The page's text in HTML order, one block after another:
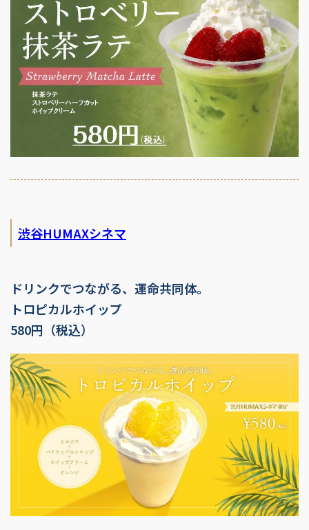
渋谷HUMAXシネマ
ドリンクでつながる、運命共同体。
トロピカルホイップ
580円（税込）